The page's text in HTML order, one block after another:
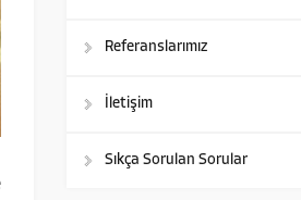
Referanslarımız
İletişim
Sıkça Sorulan Sorular